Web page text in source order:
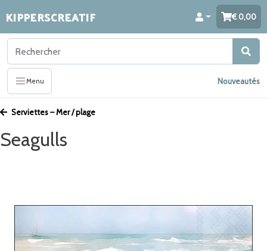
KIPPERSCREATIF 0,00
Menu Nouveautés
Serviettes – Mer / plage
Seagulls